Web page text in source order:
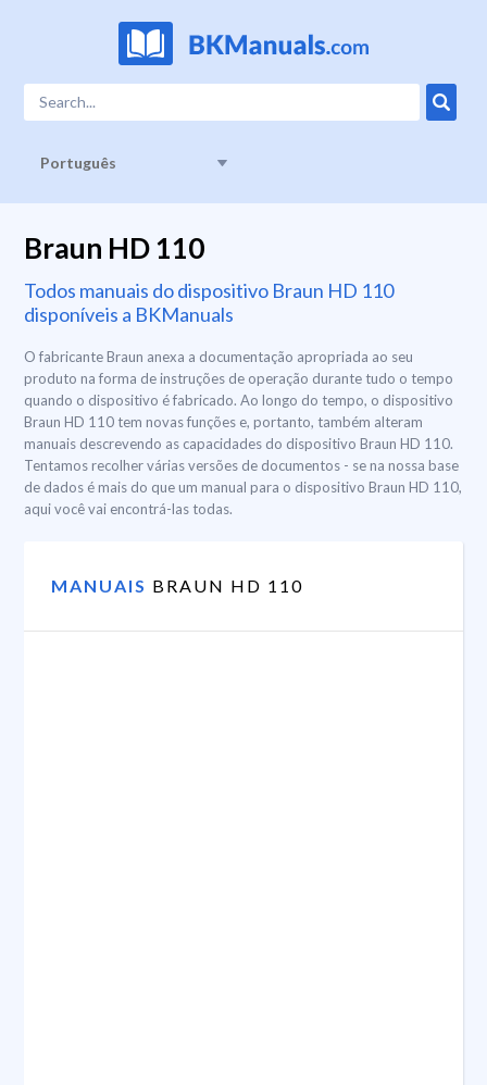
Português
Braun HD 110
Todos manuais do dispositivo Braun HD 110
disponíveis a BKManuals
O fabricante Braun anexa a documentação apropriada ao seu
produto na forma de instruções de operação durante tudo o tempo
quando o dispositivo é fabricado. Ao longo do tempo, o dispositivo
Braun HD 110 tem novas funções e, portanto, também alteram
manuais descrevendo as capacidades do dispositivo Braun HD 110.
Tentamos recolher várias versões de documentos - se na nossa base
de dados é mais do que um manual para o dispositivo Braun HD 110,
aqui você vai encontrá-las todas.
MANUAIS BRAUN HD 110